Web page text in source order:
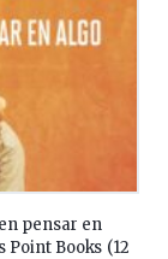
pensar en
Point Books (12